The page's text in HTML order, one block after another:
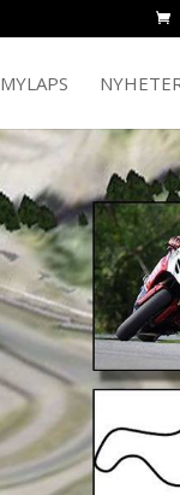
MYLAPS